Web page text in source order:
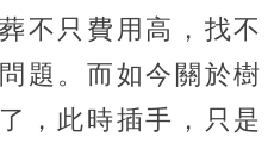
不只費用高，找不
題。而如今關於樹
，此時插手，只是